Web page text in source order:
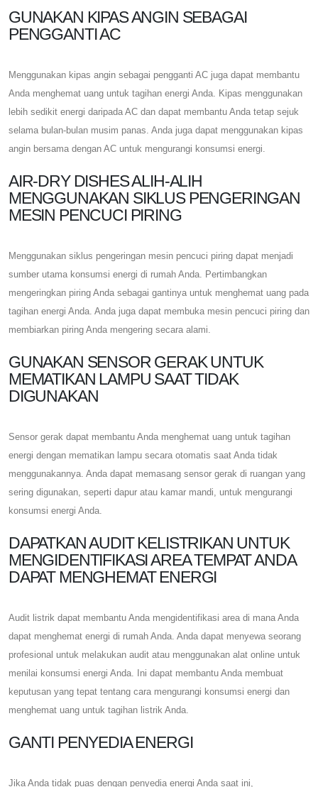
GUNAKAN KIPAS ANGIN SEBAGAI
PENGGANTI AC
Menggunakan kipas angin sebagai pengganti AC juga dapat membantu
Anda menghemat uang untuk tagihan energi Anda. Kipas menggunakan
lebih sedikit energi daripada AC dan dapat membantu Anda tetap sejuk
selama bulan-bulan musim panas. Anda juga dapat menggunakan kipas
angin bersama dengan AC untuk mengurangi konsumsi energi.
AIR-DRY DISHES ALIH-ALIH
MENGGUNAKAN SIKLUS PENGERINGAN
MESIN PENCUCI PIRING
Menggunakan siklus pengeringan mesin pencuci piring dapat menjadi
sumber utama konsumsi energi di rumah Anda. Pertimbangkan
mengeringkan piring Anda sebagai gantinya untuk menghemat uang pada
tagihan energi Anda. Anda juga dapat membuka mesin pencuci piring dan
membiarkan piring Anda mengering secara alami.
GUNAKAN SENSOR GERAK UNTUK
MEMATIKAN LAMPU SAAT TIDAK
DIGUNAKAN
Sensor gerak dapat membantu Anda menghemat uang untuk tagihan
energi dengan mematikan lampu secara otomatis saat Anda tidak
menggunakannya. Anda dapat memasang sensor gerak di ruangan yang
sering digunakan, seperti dapur atau kamar mandi, untuk mengurangi
konsumsi energi Anda.
DAPATKAN AUDIT KELISTRIKAN UNTUK
MENGIDENTIFIKASI AREA TEMPAT ANDA
DAPAT MENGHEMAT ENERGI
Audit listrik dapat membantu Anda mengidentifikasi area di mana Anda
dapat menghemat energi di rumah Anda. Anda dapat menyewa seorang
profesional untuk melakukan audit atau menggunakan alat online untuk
menilai konsumsi energi Anda. Ini dapat membantu Anda membuat
keputusan yang tepat tentang cara mengurangi konsumsi energi dan
menghemat uang untuk tagihan listrik Anda.
GANTI PENYEDIA ENERGI
Jika Anda tidak puas dengan penyedia energi Anda saat ini,